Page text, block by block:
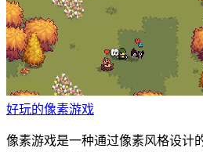
好玩的像素游戏
像素游戏是一种通过像素风格设计